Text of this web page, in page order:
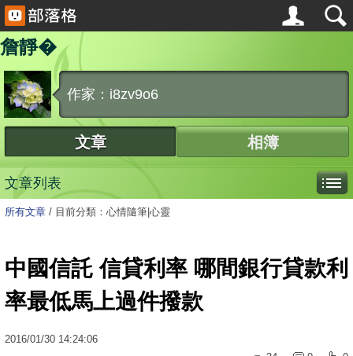
詹靜�
作家：i8zv9o6
文章 相簿
文章列表
所有文章 / 目前分類：心情隨筆|心靈
中國信託 信貸利率 哪間銀行貸款利
率最低馬上過件撥款
2016/01/30 14:24:06